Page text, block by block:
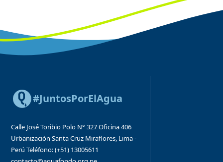
#JuntosPorElAgua
Calle José Toribio Polo N° 327Oficina 406
Urbanización Santa Cruz Miraflores, Lima -
Perú Teléfono: (+51) 13005611